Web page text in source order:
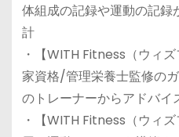
体組成の記録や運動の記録
計
・【WITH Fitness（ウィ
家資格/管理栄養士監修の
のトレーナーからアドバイ
・【WITH Fitness（ウィ